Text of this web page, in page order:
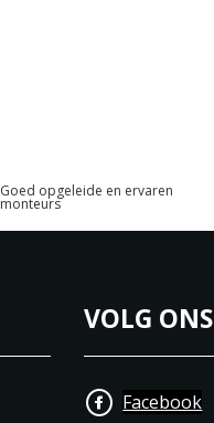
Goed opgeleide en ervaren
monteurs
VOLG ONS
Facebook